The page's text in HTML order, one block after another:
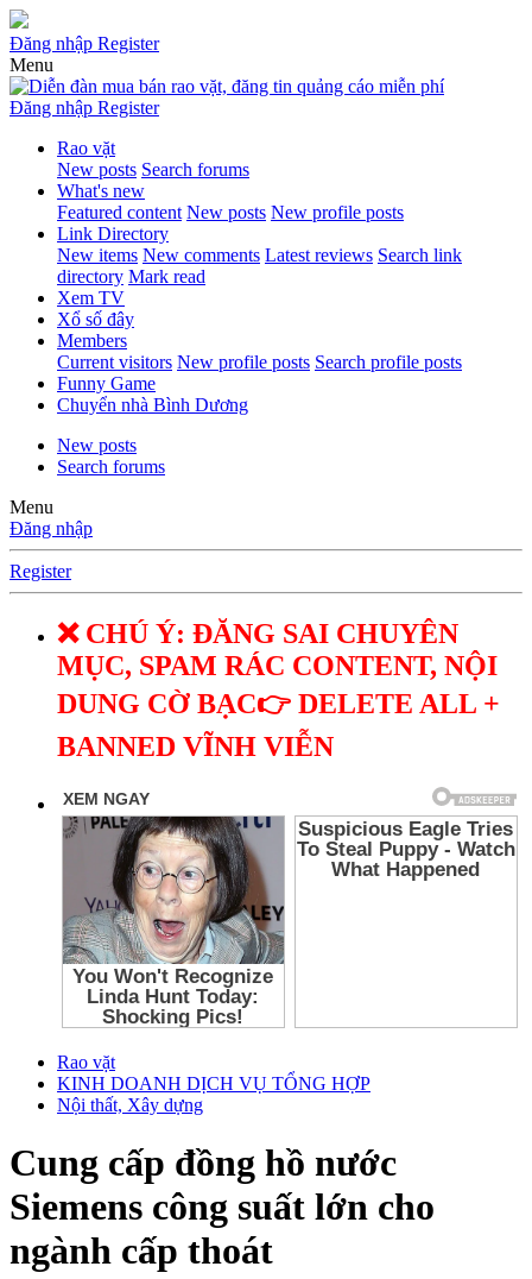
Đăng nhập Register
Menu
Đăng nhập Register
Rao vặt
New posts Search forums
What's new
Featured content New posts New profile posts
Link Directory
New items New comments Latest reviews Search link
directory Mark read
Xem TV
Xổ số đây
Members
Current visitors New profile posts Search profile posts
Funny Game
Chuyển nhà Bình Dương
New posts
Search forums
Menu
Đăng nhập
Register
❌ CHÚ Ý: ĐĂNG SAI CHUYÊN
MỤC, SPAM RÁC CONTENT, NỘI
DUNG CỜ BẠC👉 DELETE ALL +
BANNED VĨNH VIỄN
Rao vặt
KINH DOANH DỊCH VỤ TỔNG HỢP
Nội thất, Xây dựng
Cung cấp đồng hồ nước
Siemens công suất lớn cho
ngành cấp thoát